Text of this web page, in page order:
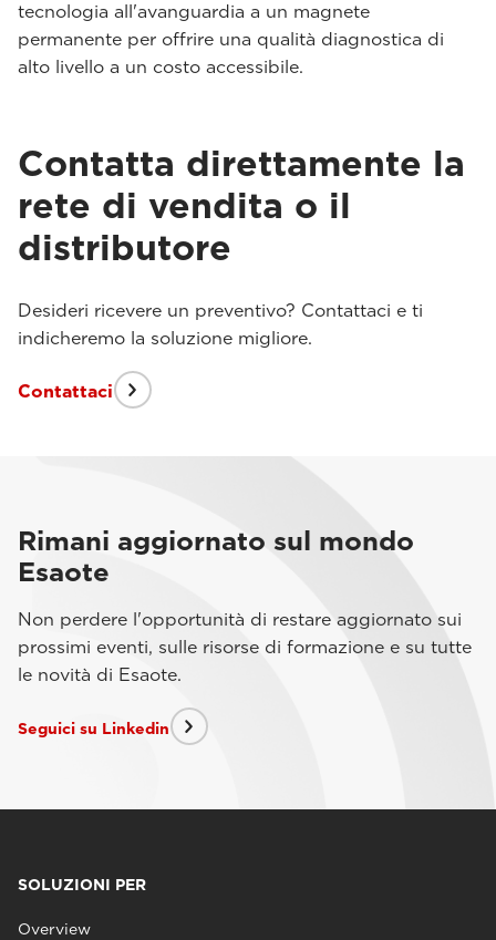
tecnologia all'avanguardia a un magnete
permanente per offrire una qualità diagnostica di
alto livello a un costo accessibile.
Contatta direttamente la
rete di vendita o il
distributore
Desideri ricevere un preventivo? Contattaci e ti
indicheremo la soluzione migliore.
Contattaci
Rimani aggiornato sul mondo
Esaote
Non perdere l'opportunità di restare aggiornato sui
prossimi eventi, sulle risorse di formazione e su tutte
le novità di Esaote.
Seguici su Linkedin
SOLUZIONI PER
Overview